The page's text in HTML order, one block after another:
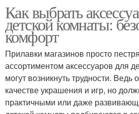
Как выбрать
детской комнаты:
комфорт
Прилавки магазинов просто
ассортиментом аксессуаров для
могут возникнуть трудности.
качестве украшения и игр, но
практичными или даже